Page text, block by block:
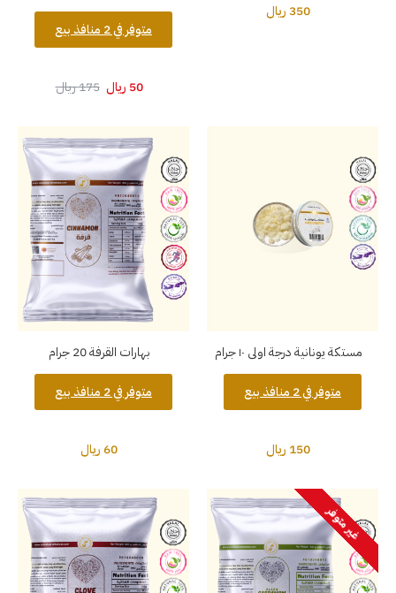
350 ريال
متوفر في 2 منافذ بيع
50 ريال 175 ريال
مستكة يونانية درجة اولى ١٠ جرام
متوفر في 2 منافذ بيع
150 ريال
بهارات القرفة 20 جرام
متوفر في 2 منافذ بيع
60 ريال
غير متوفر